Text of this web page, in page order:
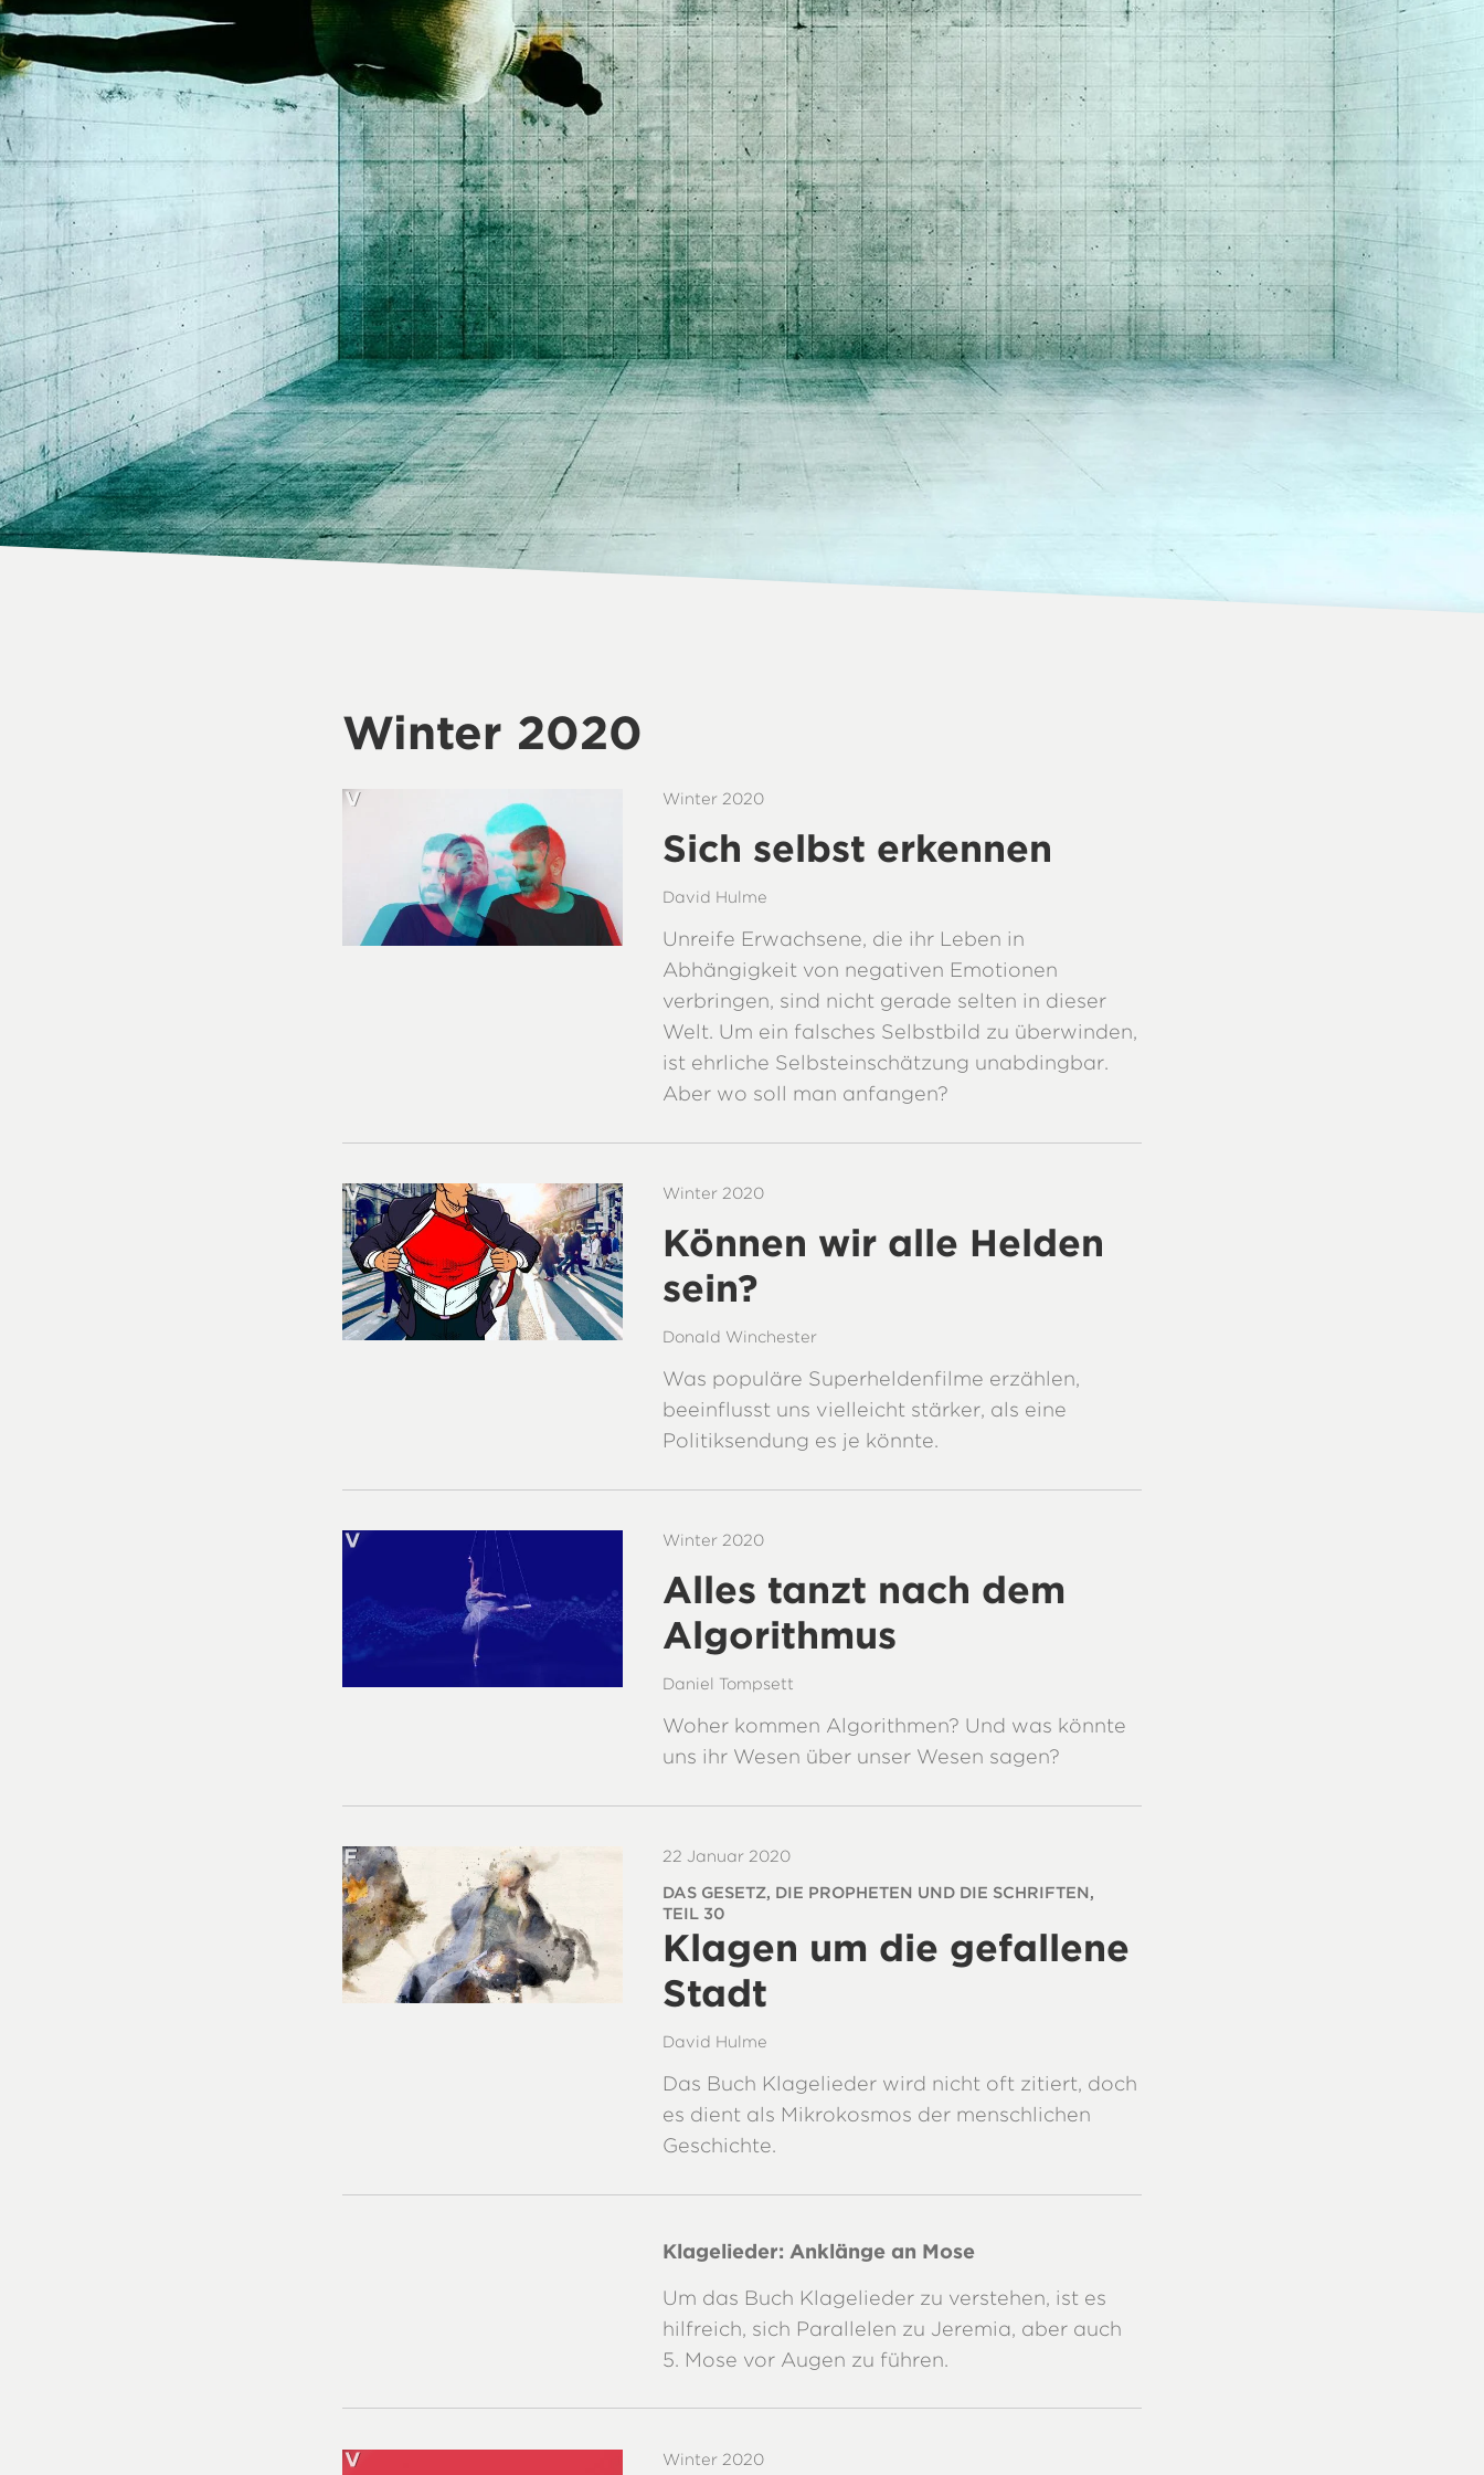
Winter 2020
Winter 2020
Sich selbst erkennen
David Hulme
Unreife Erwachsene, die ihr Leben in
Abhängigkeit von negativen Emotionen
verbringen, sind nicht gerade selten in dieser
Welt. Um ein falsches Selbstbild zu überwinden,
ist ehrliche Selbsteinschätzung unabdingbar.
Aber wo soll man anfangen?
Winter 2020
Können wir alle Helden
sein?
Donald Winchester
Was populäre Superheldenfilme erzählen,
beeinflusst uns vielleicht stärker, als eine
Politiksendung es je könnte.
Winter 2020
Alles tanzt nach dem
Algorithmus
Daniel Tompsett
Woher kommen Algorithmen? Und was könnte
uns ihr Wesen über unser Wesen sagen?
22 Januar 2020
DAS GESETZ, DIE PROPHETEN UND DIE SCHRIFTEN,
TEIL 30
Klagen um die gefallene
Stadt
David Hulme
Das Buch Klagelieder wird nicht oft zitiert, doch
es dient als Mikrokosmos der menschlichen
Geschichte.
Klagelieder: Anklänge an Mose
Um das Buch Klagelieder zu verstehen, ist es
hilfreich, sich Parallelen zu Jeremia, aber auch
5. Mose vor Augen zu führen.
Winter 2020